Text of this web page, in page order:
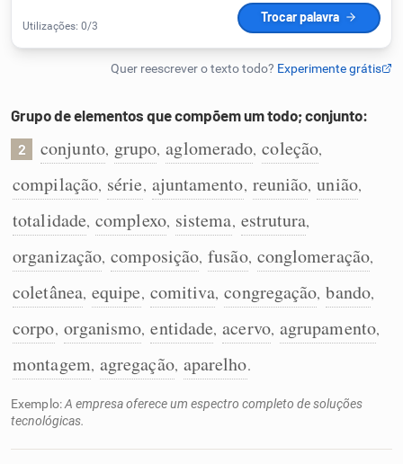
Dicionário
Sinônimos
Grupo de elementos que compõem um todo; conjunto:
2 conjunto, grupo, aglomerado, coleção,
compilação, série, ajuntamento, reunião, união,
totalidade, complexo, sistema, estrutura,
organização, composição, fusão, conglomeração,
coletânea, equipe, comitiva, congregação, bando,
corpo, organismo, entidade, acervo, agrupamento,
montagem, agregação, aparelho.
Exemplo:A empresa oferece um espectro completo de soluções
tecnológicas.